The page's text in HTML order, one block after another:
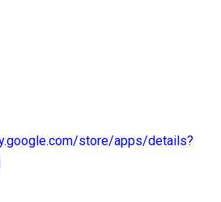
store/apps/details?